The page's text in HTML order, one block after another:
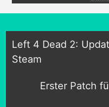
Left 4 Dead 2:
Steam
Erster Patch